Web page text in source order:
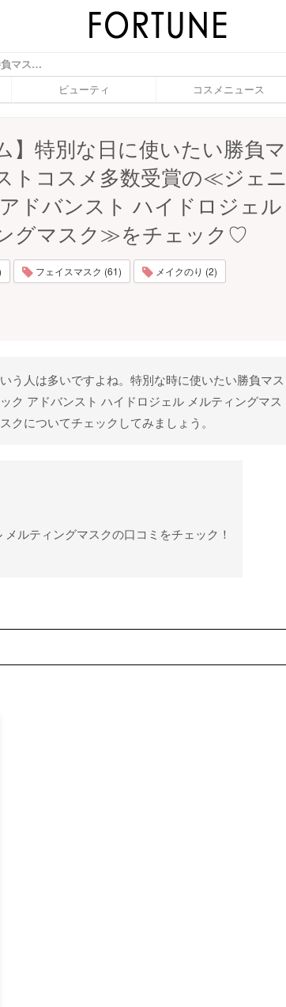
【ランコム】特別な日に使いたい勝負マスク！ベストコスメ多数受賞の≪ジェニフィック アドバンスト ハイドロジェル メルティングマスク≫をチェック♡ - ふぉーちゅん(FORTUNE)
ビューティ コスメニュース
】特別な日に使いたい勝負マ
トコスメ多数受賞の≪ジェニ
ドバンスト ハイドロジェル
グマスク≫をチェック♡
フェイスマスク (61) メイクのり (2)
う人は多いですよね。特別な時に使いたい勝負マス
ク アドバンスト ハイドロジェル メルティングマス
クについてチェックしてみましょう。
ルティングマスクの口コミをチェック！